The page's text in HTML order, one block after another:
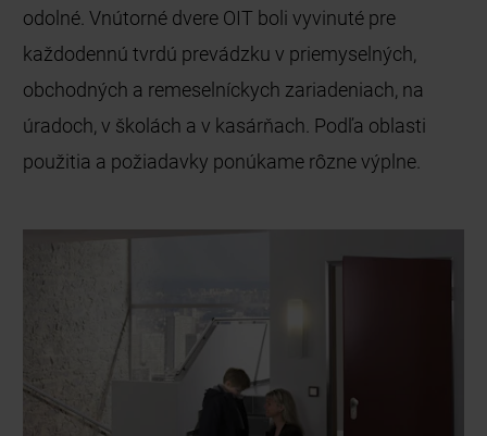
odolné. Vnútorné dvere OIT boli vyvinuté pre
každodennú tvrdú prevádzku v priemyselných,
obchodných a remeselníckych zariadeniach, na
úradoch, v školách a v kasárňach. Podľa oblasti
použitia a požiadavky ponúkame rôzne výplne.